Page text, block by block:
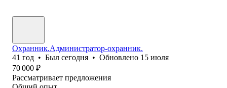
Охранник.Администратор-охранник.
41 год • Был сегодня • Обновлено 15 июля
70 000 ₽
Рассматривает предложения